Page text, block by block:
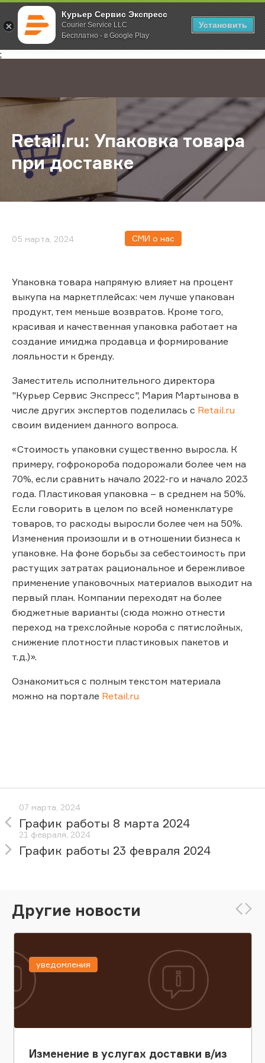
Курьер Сервис Экспресс
Courier Service LLC
Бесплатно - в Google Play
Установить
;
Главная О компании Новости Retail.ru: Упаковка товара при
Retail.ru: Упаковка товара
при доставке
05 марта, 2024 СМИ о нас
Упаковка товара напрямую влияет на процент
выкупа на маркетплейсах: чем лучше упакован
продукт, тем меньше возвратов. Кроме того,
красивая и качественная упаковка работает на
создание имиджа продавца и формирование
лояльности к бренду.
Заместитель исполнительного директора
"Курьер Сервис Экспресс", Мария Мартынова в
числе других экспертов поделилась с Retail.ru
своим видением данного вопроса.
«Стоимость упаковки существенно выросла. К
примеру, гофрокороба подорожали более чем на
70%, если сравнить начало 2022-го и начало 2023
года. Пластиковая упаковка – в среднем на 50%.
Если говорить в целом по всей номенклатуре
товаров, то расходы выросли более чем на 50%.
Изменения произошли и в отношении бизнеса к
упаковке. На фоне борьбы за себестоимость при
растущих затратах рациональное и бережливое
применение упаковочных материалов выходит на
первый план. Компании переходят на более
бюджетные варианты (сюда можно отнести
переход на трехслойные короба с пятислойных,
снижение плотности пластиковых пакетов и
т.д.)».
Ознакомиться с полным текстом материала
можно на портале Retail.ru
07 марта, 2024
График работы 8 марта 2024
21 февраля, 2024
График работы 23 февраля 2024
Другие новости
Изменение в услугах доставки в/из
уведомления